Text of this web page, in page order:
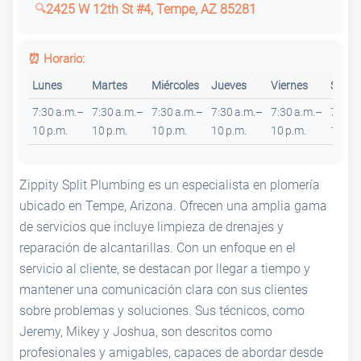
2425 W 12th St #4, Tempe, AZ 85281
⏰ Horario:
Lunes Martes Miércoles Jueves Viernes
7:30 a.m.–
10 p.m.
7:30 a.m.–
10 p.m.
7:30 a.m.–
10 p.m.
7:30 a.m.–
10 p.m.
7:30 a.m.–
10 p.m.
7:30
10
Zippity Split Plumbing es un especialista en plomería
ubicado en Tempe, Arizona. Ofrecen una amplia gama
de servicios que incluye limpieza de drenajes y
reparación de alcantarillas. Con un enfoque en el
servicio al cliente, se destacan por llegar a tiempo y
mantener una comunicación clara con sus clientes
sobre problemas y soluciones. Sus técnicos, como
Jeremy, Mikey y Joshua, son descritos como
profesionales y amigables, capaces de abordar desde